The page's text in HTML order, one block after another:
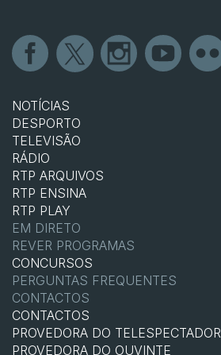
NOTÍCIAS
DESPORTO
TELEVISÃO
RÁDIO
RTP ARQUIVOS
RTP ENSINA
RTP PLAY
EM DIRETO
REVER PROGRAMAS
CONCURSOS
PERGUNTAS FREQUENTES
CONTACTOS
CONTACTOS
PROVEDORA DO TELESPECTADOR
PROVEDORA DO OUVINTE